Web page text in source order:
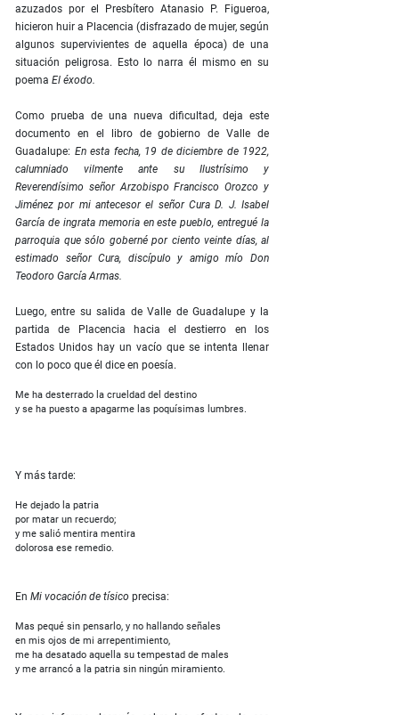
azuzados por el Presbítero Atanasio P. Figueroa,
hicieron huir a Placencia (disfrazado de mujer, según
algunos supervivientes de aquella época) de una
situación peligrosa. Esto lo narra él mismo en su
poema El éxodo.
Como prueba de una nueva dificultad, deja este
documento en el libro de gobierno de Valle de
Guadalupe: En esta fecha, 19 de diciembre de 1922,
calumniado vilmente ante su Ilustrísimo y
Reverendísimo señor Arzobispo Francisco Orozco y
Jiménez por mi antecesor el señor Cura D. J. Isabel
García de ingrata memoria en este pueblo, entregué la
parroquia que sólo goberné por ciento veinte días, al
estimado señor Cura, discípulo y amigo mío Don
Teodoro García Armas.
Luego, entre su salida de Valle de Guadalupe y la
partida de Placencia hacia el destierro en los
Estados Unidos hay un vacío que se intenta llenar
con lo poco que él dice en poesía.
Me ha desterrado la crueldad del destino
y se ha puesto a apagarme las poquísimas lumbres.
Y más tarde:
He dejado la patria
por matar un recuerdo;
y me salió mentira mentira
dolorosa ese remedio.
En Mi vocación de tísico precisa:
Mas pequé sin pensarlo, y no hallando señales
en mis ojos de mi arrepentimiento,
me ha desatado aquella su tempestad de males
y me arrancó a la patria sin ningún miramiento.